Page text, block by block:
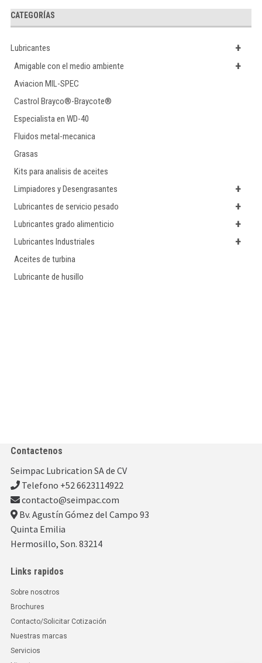
CATEGORÍAS
+
Lubricantes
+
Amigable con el medio ambiente
Aviacion MIL-SPEC
Castrol Brayco®-Braycote®
Especialista en WD-40
Fluidos metal-mecanica
Grasas
Kits para analisis de aceites
+
Limpiadores y Desengrasantes
+
Lubricantes de servicio pesado
+
Lubricantes grado alimenticio
+
Lubricantes Industriales
Aceites de turbina
Lubricante de husillo
Contactenos
Seimpac Lubrication SA de CV
Telefono +52 6623114922
contacto@seimpac.com
Bv. Agustín Gómez del Campo 93
Quinta Emilia
Hermosillo, Son. 83214
Links rapidos
Sobre nosotros
Brochures
Contacto/Solicitar Cotización
Nuestras marcas
Servicios